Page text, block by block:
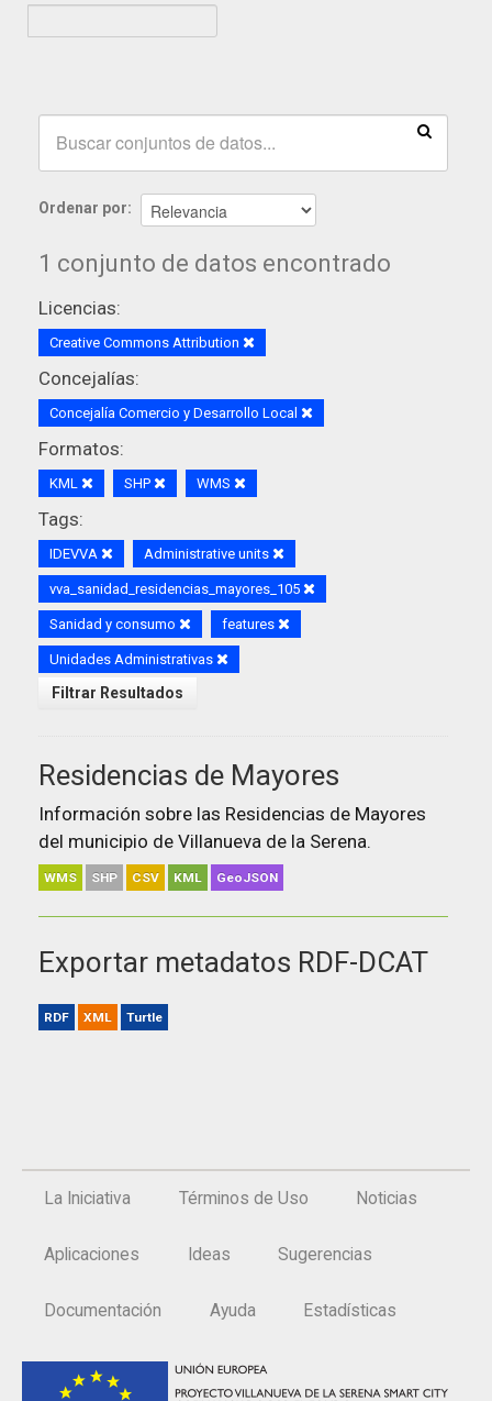
Ordenar por
1 conjunto de datos encontrado
Licencias:
Creative Commons Attribution
Concejalías:
Concejalía Comercio y Desarrollo Local
Formatos:
KML SHP WMS
Tags:
IDEVVA Administrative units
vva_sanidad_residencias_mayores_105
Sanidad y consumo features
Unidades Administrativas
Filtrar Resultados
Residencias de Mayores
Información sobre las Residencias de Mayores
del municipio de Villanueva de la Serena.
WMS SHP CSV KML GeoJSON
Exportar metadatos RDF-DCAT
RDF XML Turtle
La Iniciativa Términos de Uso Noticias
Aplicaciones Ideas Sugerencias
Documentación Ayuda Estadísticas